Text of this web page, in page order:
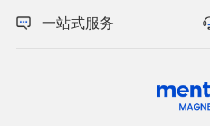
一站式服务